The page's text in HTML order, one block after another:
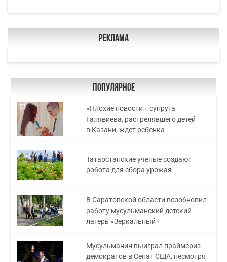
Реклама
Популярное
«Плохие новости»: супруга
Галявиева, растрелявшего детей
в Казани, ждет ребенка
Татарстанские ученые создают
робота для сбора урожая
В Саратовской области возобновил
работу мусульманский детский
лагерь «Зеркальный»
Мусульманин выиграл праймериз
демократов в Сенат США, несмотря